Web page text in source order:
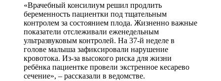
«Врачебный консилиум решил продлить
беременность пациентки под тщательным
контролем за состоянием плода. Жизненно важные
показатели отслеживали еженедельным
ультразвуковым контролей. На 37-й неделе в
голове малыша зафиксировали нарушение
кровотока. Из-за высокого риска для жизни
ребёнка пациентке провели экстренное кесарево
сечение», – рассказали в ведомстве.